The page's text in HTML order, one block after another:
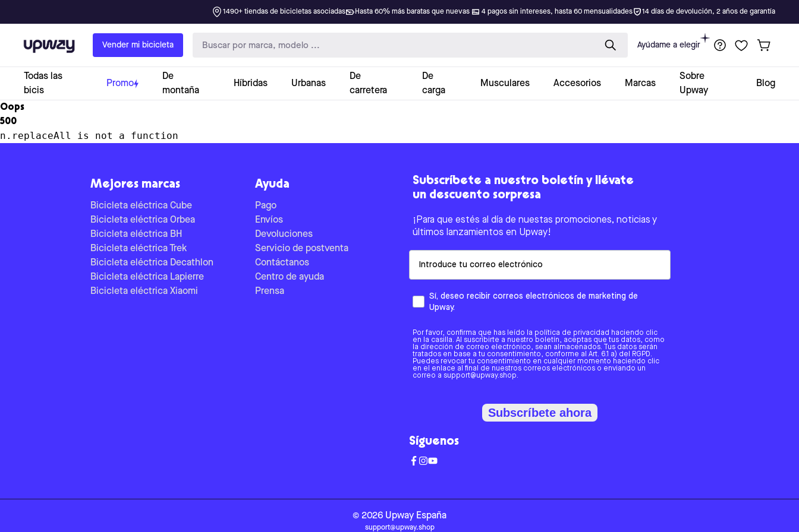
1490+ tiendas de bicicletas asociadas Hasta 60% más baratas que nuevas 4 pagos sin intereses, hasta 60 mensualidades 14 días de devolución, 2 años de garantía
Upway Vender mi bicicleta Ayúdame a elegir
Todas las
bicis
Promo
De
montaña
Híbridas Urbanas
De
carretera
De
carga
Musculares Accesorios Marcas
Sobre
Upway
Blog
Oops
500
n.replaceAll is not a function
Mejores marcas
Bicicleta eléctrica Cube
Bicicleta eléctrica Orbea
Bicicleta eléctrica BH
Bicicleta eléctrica Trek
Bicicleta eléctrica Decathlon
Bicicleta eléctrica Lapierre
Bicicleta eléctrica Xiaomi
Ayuda
Pago
Envíos
Devoluciones
Servicio de postventa
Contáctanos
Centro de ayuda
Prensa
Subscríbete a nuestro boletín y llévate
un descuento sorpresa
¡Para que estés al día de nuestas promociones, noticias y
últimos lanzamientos en Upway!
Sí, deseo recibir correos electrónicos de marketing de
Upway.
Por favor, confirma que has leído la política de privacidad haciendo clic
en la casilla. Al suscribirte a nuestro boletín, aceptas que tus datos, como
la dirección de correo electrónico, sean almacenados. Tus datos serán
tratados en base a tu consentimiento, conforme al Art. 6.1 a) del RGPD.
Puedes revocar tu consentimiento en cualquier momento haciendo clic
en el enlace al final de nuestros correos electrónicos o enviando un
correo a support@upway.shop.
Subscríbete ahora
Síguenos
© 2026 Upway España
support@upway.shop